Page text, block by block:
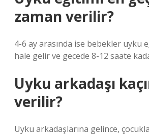
zaman verilir?
4-6 ay arasında ise bebekler uyku
hale gelir ve gecede 8-12 saate
Uyku arkadaşı
verilir?
Uyku arkadaşlarına gelince,